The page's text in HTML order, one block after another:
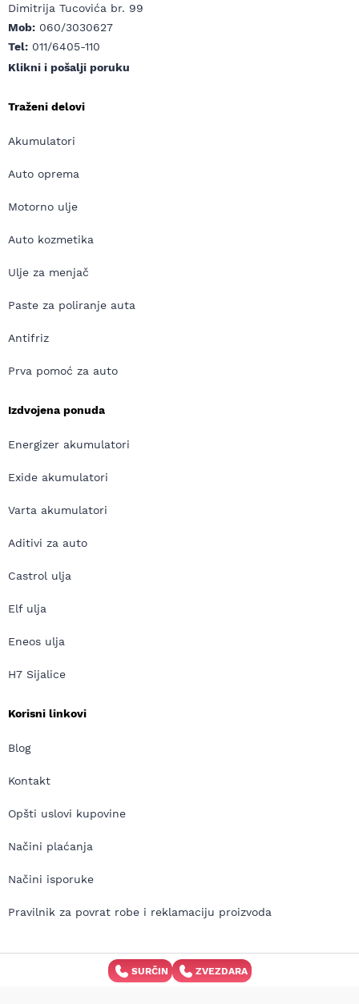
Dimitrija Tucovića br. 99
Mob: 060/3030627
Tel: 011/6405-110
Klikni i pošalji poruku
Traženi delovi
Akumulatori
Auto oprema
Motorno ulje
Auto kozmetika
Ulje za menjač
Paste za poliranje auta
Antifriz
Prva pomoć za auto
Izdvojena ponuda
Energizer akumulatori
Exide akumulatori
Varta akumulatori
Aditivi za auto
Castrol ulja
Elf ulja
Eneos ulja
H7 Sijalice
Korisni linkovi
Blog
Kontakt
Opšti uslovi kupovine
Načini plaćanja
Načini isporuke
Pravilnik za povrat robe i reklamaciju proizvoda
Copyright © MD Auto 2026 | Izrada internet prodavnice:
Avokado.rs
SURČIN ZVEZDARA